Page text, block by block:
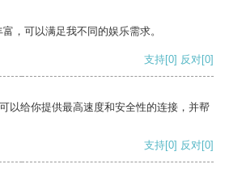
，可以满足我不同的娱乐需求。
支持[0] 反对[0]
以给你提供最高速度和安全性的连接，并帮
支持[0] 反对[0]